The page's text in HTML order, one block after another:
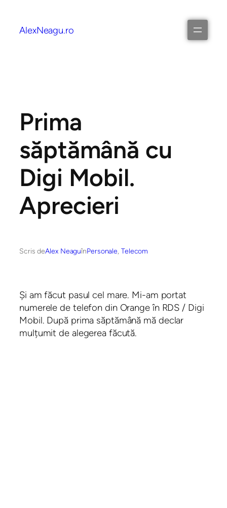
AlexNeagu.ro
Prima
săptămână cu
Digi Mobil.
Aprecieri
Scris deAlex NeaguînPersonale, Telecom
Și am făcut pasul cel mare. Mi-am portat
numerele de telefon din Orange în RDS / Digi
Mobil. După prima săptămână mă declar
mulțumit de alegerea făcută.